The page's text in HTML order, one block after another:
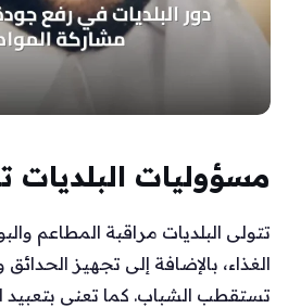
مسؤوليات البلديات
تتولى البلديات مراقبة المطاعم
الغذاء، بالإضافة إلى تجهيز
تستقطب الشباب. كما تعنى بتعبيد